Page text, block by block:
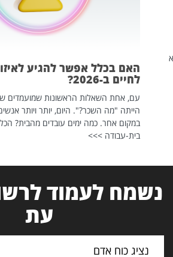
האם בכלל אפשר להגיע
לחיים ב-2026?
עם, אחת השאלות הראשונות שמועמדים
הייתה "מה השכר?". היום, יותר ויותר
במקום אחר. כמה ימים עובדים מהבית? הכל
בית-עבודה >>>
נשמח לעמוד
עת
נציג כוח אדם